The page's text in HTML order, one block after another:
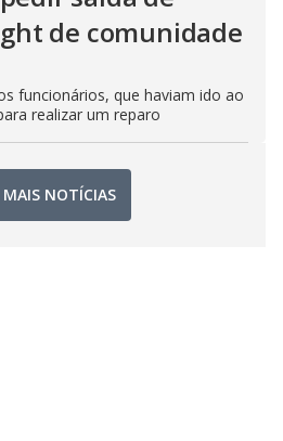
de comunidade
funcionários, que haviam ido ao
realizar um reparo
MAIS NOTÍCIAS